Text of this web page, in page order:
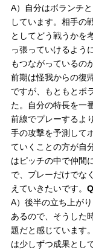
A）自分はボランチ
しています。相手の
としてどう戦うかを
っ張っていけるよう
もつながっているの
前期は怪我からの復
ですが、もともとボ
た。自分の特長を一
前線でプレーするよ
手の攻撃を予測して
ていくことの方が自
はピッチの中で仲間
で、プレーだけでな
えていきたいです。
A）後半の立ち上が
あるので、そうした
題だと感じています
は少しずつ成果とし